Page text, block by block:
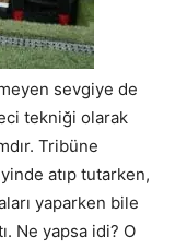
sevgiye de
tekniği olarak
Tribüne
atıp tutarken,
yaparken bile
Ne yapsa idi? O